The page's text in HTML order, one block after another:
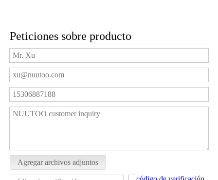
Peticiones sobre producto
Agregar archivos adjuntos